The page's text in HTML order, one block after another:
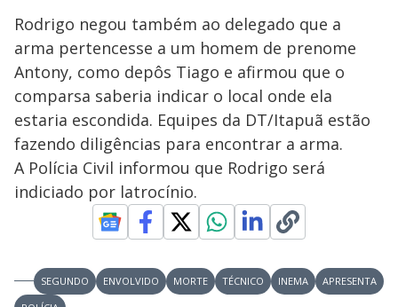
Rodrigo negou também ao delegado que a
arma pertencesse a um homem de prenome
Antony, como depôs Tiago e afirmou que o
comparsa saberia indicar o local onde ela
estaria escondida. Equipes da DT/Itapuã estão
fazendo diligências para encontrar a arma.
A Polícia Civil informou que Rodrigo será
indiciado por latrocínio.
SEGUNDO ENVOLVIDO MORTE TÉCNICO INEMA
APRESENTA